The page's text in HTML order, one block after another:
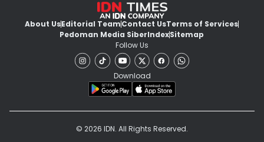
About UsEditorial TeamContact UsTerms of Services
Pedoman Media SiberIndexSitemap
Follow Us
Download
© 2026 IDN. All Rights Reserved.